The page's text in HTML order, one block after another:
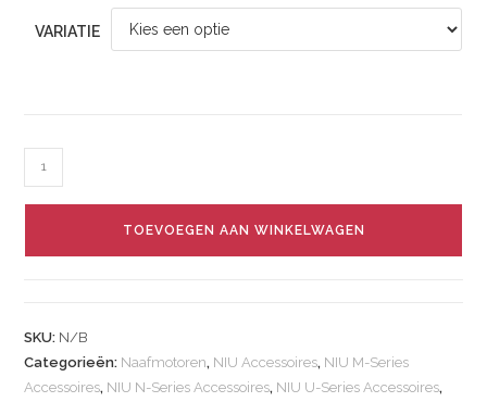
VARIATIE
TOEVOEGEN AAN WINKELWAGEN
SKU: N/B
Categorieën: Naafmotoren, NIU Accessoires, NIU M-Series
Accessoires, NIU N-Series Accessoires, NIU U-Series Accessoires,